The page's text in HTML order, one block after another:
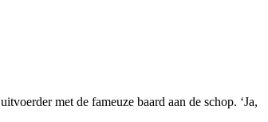
met de fameuze baard aan de schop. ‘Ja,